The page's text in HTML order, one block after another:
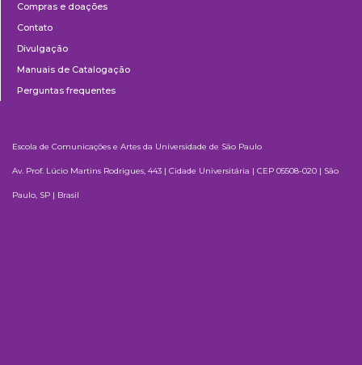
Compras e doações
Contato
Divulgação
Manuais de Catalogação
Perguntas frequentes
Escola de Comunicações e Artes da Universidade de São Paulo
Av. Prof. Lúcio Martins Rodrigues, 443 | Cidade Universitária | CEP 05508-020 | São
Paulo, SP | Brasil